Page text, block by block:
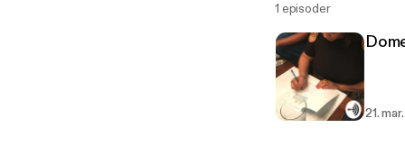
1 episoder
21.